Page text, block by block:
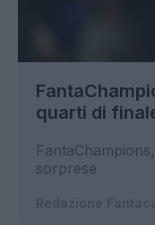
quarti di
sorprese